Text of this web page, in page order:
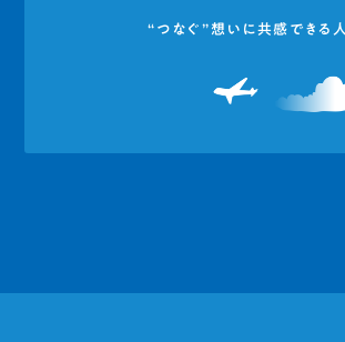
“つなぐ”想いに共感できる人